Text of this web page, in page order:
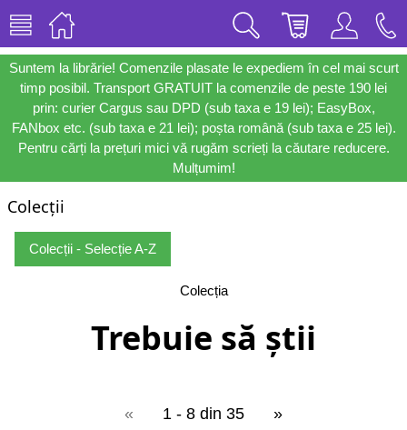
Suntem la librărie! Comenzile plasate le expediem în cel mai scurt
timp posibil. Transport GRATUIT la comenzile de peste 190 lei
prin: curier Cargus sau DPD (sub taxa e 19 lei); EasyBox,
FANbox etc. (sub taxa e 21 lei); poșta română (sub taxa e 25 lei).
Pentru cărți la prețuri mici vă rugăm scrieți la căutare reducere.
Mulțumim!
Colecții
Colecții - Selecție A-Z
Colecția
Trebuie să știi
« 1 - 8 din 35 »